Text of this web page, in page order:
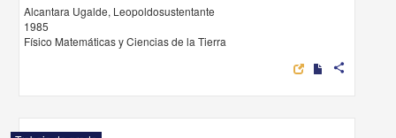
Alcantara Ugalde, Leopoldosustentante
1985
Físico Matemáticas y Ciencias de la Tierra